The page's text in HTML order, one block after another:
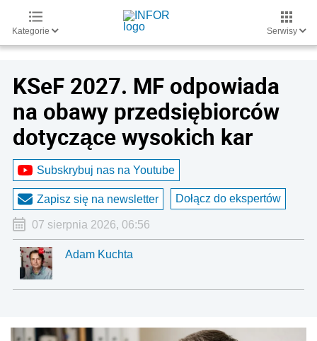
Kategorie Serwisy
KSeF 2027. MF odpowiada
na obawy przedsiębiorców
dotyczące wysokich kar
Subskrybuj nas na Youtube
Zapisz się na newsletter Dołącz do ekspertów
07 sierpnia 2026, 06:56
Adam Kuchta